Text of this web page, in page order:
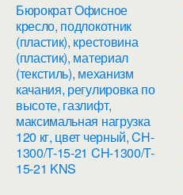
Бюрократ Офисное
кресло, подлокотник
(пластик), крестовина
(пластик), материал
(текстиль), механизм
качания, регулировка по
высоте, газлифт,
максимальная нагрузка
120 кг, цвет черный, CH-
1300/T-15-21 CH-1300/T-
15-21 KNS